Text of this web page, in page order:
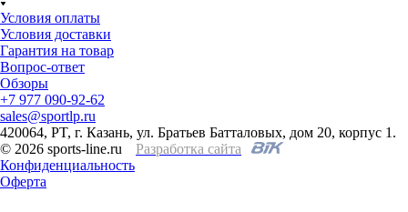
Условия оплаты
Условия доставки
Гарантия на товар
Вопрос-ответ
Обзоры
+7 977 090-92-62
sales@sportlp.ru
420064, PT, г. Казань, ул. Братьев Батталовых, дом 20, корпус 1.
© 2026 sports-line.ru
Разработка сайта
Конфиденциальность
Оферта